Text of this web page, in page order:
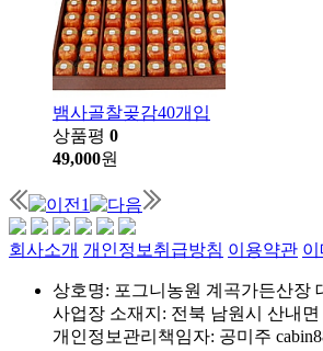
뱀사골찰곶감40개입
상품평 0
49,000원
1
회사소개 개인정보취급방침 이용약관
상호명: 포그니농원 계곡가든산장
사업장 소재지: 전북 남원시 산내
개인정보관리책임자: 공미주